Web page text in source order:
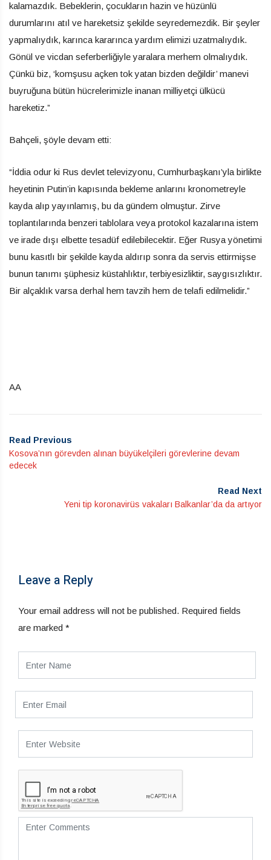
kalamazdık. Bebeklerin, çocukların hazin ve hüzünlü
durumlarını atıl ve hareketsiz şekilde seyredemezdik. Bir şeyler
yapmalıydık, karınca kararınca yardım elimizi uzatmalıydık.
Gönül ve vicdan seferberliğiyle yaralara merhem olmalıydık.
Çünkü biz, ‘komşusu açken tok yatan bizden değildir’ manevi
buyruğuna bütün hücrelerimizle inanan milliyetçi ülkücü
hareketiz.”
Bahçeli, şöyle devam etti:
“İddia odur ki Rus devlet televizyonu, Cumhurbaşkanı’yla birlikte
heyetinin Putin’in kapısında bekleme anlarını kronometreyle
kayda alıp yayınlamış, bu da gündem olmuştur. Zirve
toplantılarında benzeri tablolara veya protokol kazalarına istem
ve irade dışı elbette tesadüf edilebilecektir. Eğer Rusya yönetimi
bunu kasıtlı bir şekilde kayda aldırıp sonra da servis ettirmişse
bunun tanımı şüphesiz küstahlıktır, terbiyesizliktir, saygısızlıktır.
Bir alçaklık varsa derhal hem tavzih hem de telafi edilmelidir.”
AA
Read Previous
Kosova’nın görevden alınan büyükelçileri görevlerine devam
edecek
Read Next
Yeni tip koronavirüs vakaları Balkanlar’da da artıyor
Leave a Reply
Your email address will not be published. Required fields
are marked *